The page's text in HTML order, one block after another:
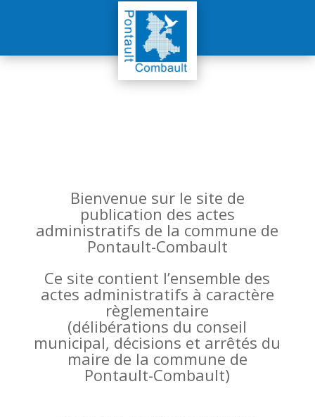
Bienvenue sur le site de
publication des actes
administratifs de la commune de
Pontault-Combault
Ce site contient l’ensemble des
actes administratifs à caractère
règlementaire
(délibérations du conseil
municipal, décisions et arrêtés du
maire de la commune de
Pontault-Combault)